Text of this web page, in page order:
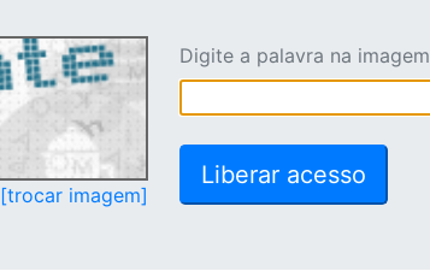
[trocar imagem]
Digite a palavra na